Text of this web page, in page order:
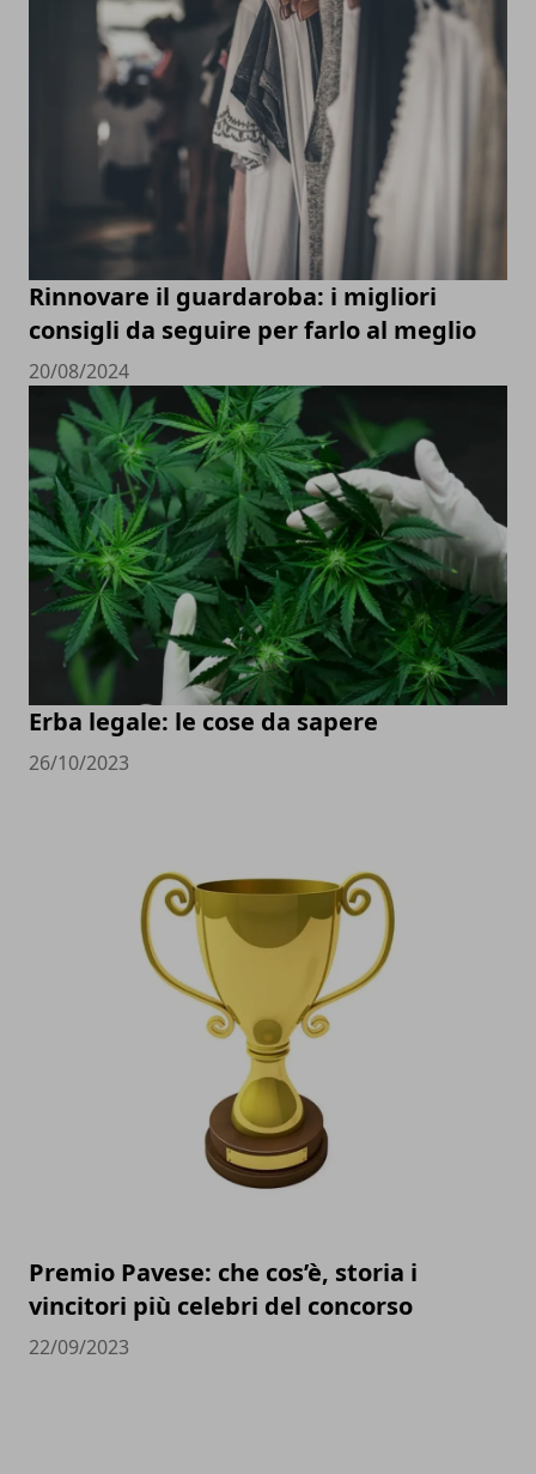
Rinnovare il guardaroba: i migliori
consigli da seguire per farlo al meglio
20/08/2024
Erba legale: le cose da sapere
26/10/2023
Premio Pavese: che cos’è, storia i
vincitori più celebri del concorso
22/09/2023